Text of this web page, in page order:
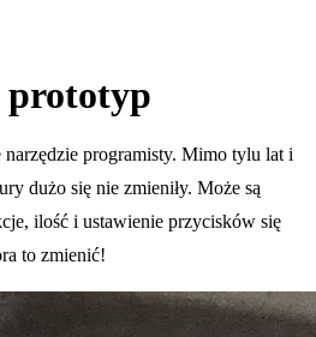
programisty. Mimo tylu lat i
dużo się nie zmieniły. Może są
ilość i ustawienie przycisków się
to zmienić!